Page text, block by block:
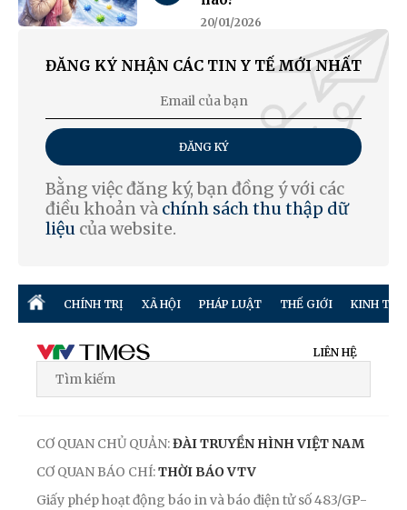
20/01/2026
ĐĂNG KÝ NHẬN CÁC TIN Y TẾ MỚI NHẤT
ĐĂNG KÝ
Bằng việc đăng ký, bạn đồng ý với các
điều khoản và chính sách thu thập dữ
liệu của website.
CHÍNH TRỊ XÃ HỘI PHÁP LUẬT THẾ GIỚI KINH TẾ
LIÊN HỆ
CƠ QUAN CHỦ QUẢN:ĐÀI TRUYỀN HÌNH VIỆT NAM
CƠ QUAN BÁO CHÍ:THỜI BÁO VTV
Giấy phép hoạt động báo in và báo điện tử số 483/GP-